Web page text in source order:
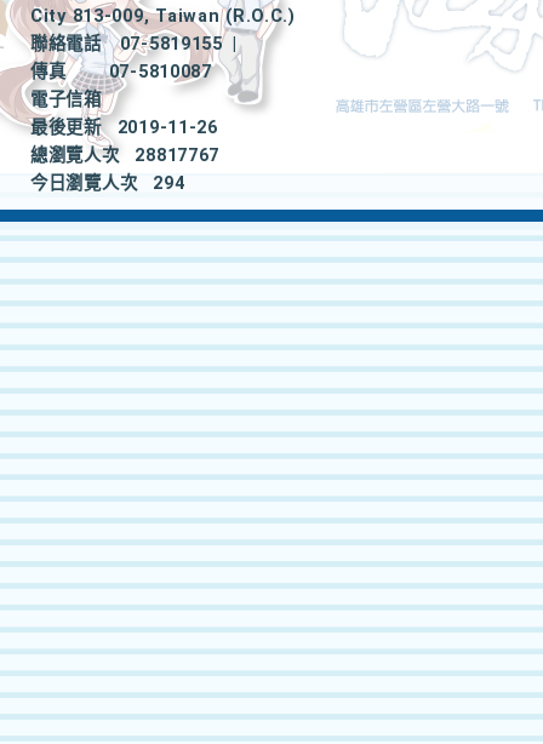
City 813-009, Taiwan (R.O.C.)
聯絡電話
07-5819155
|
傳真
07-5810087
電子信箱
最後更新
2019-11-26
總瀏覽人次
28817767
今日瀏覽人次
294